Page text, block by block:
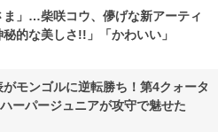
ま」…柴咲コウ、儚げな新アーティ
的な美しさ!!」「かわいい」
モンゴルに逆転勝ち！第4クォータ
ーパージュニアが攻守で魅せた